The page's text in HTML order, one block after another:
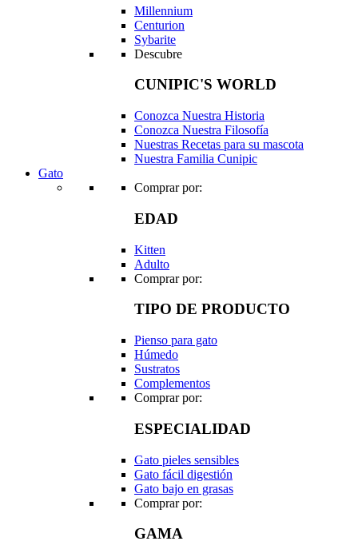
Millennium
Centurion
Sybarite
Descubre
CUNIPIC'S WORLD
Conozca Nuestra Historia
Conozca Nuestra Filosofía
Nuestras Recetas para su mascota
Nuestra Familia Cunipic
Gato
Comprar por:
EDAD
Kitten
Adulto
Comprar por:
TIPO DE PRODUCTO
Pienso para gato
Húmedo
Sustratos
Complementos
Comprar por:
ESPECIALIDAD
Gato pieles sensibles
Gato fácil digestión
Gato bajo en grasas
Comprar por:
GAMA